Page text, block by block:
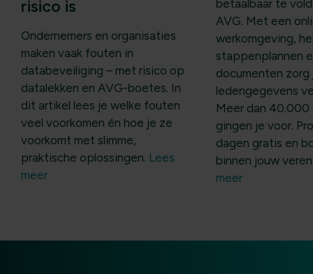
risico is
Ondernemers en organisaties
maken vaak fouten in
databeveiliging – met risico op
datalekken en AVG-boetes. In
dit artikel lees je welke fouten
veel voorkomen én hoe je ze
voorkomt met slimme,
praktische oplossingen. Lees
meer
betaalbaar te
AVG. Met een
werkomgeving,
stappenplannen
documenten
ledengegevens
Meer dan 40.000
gingen je voor.
dagen gratis en
binnen jouw
meer